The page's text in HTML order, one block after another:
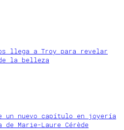
llega a Troy para revelar
la belleza
un nuevo capítulo en joyería
Marie-Laure Cérède